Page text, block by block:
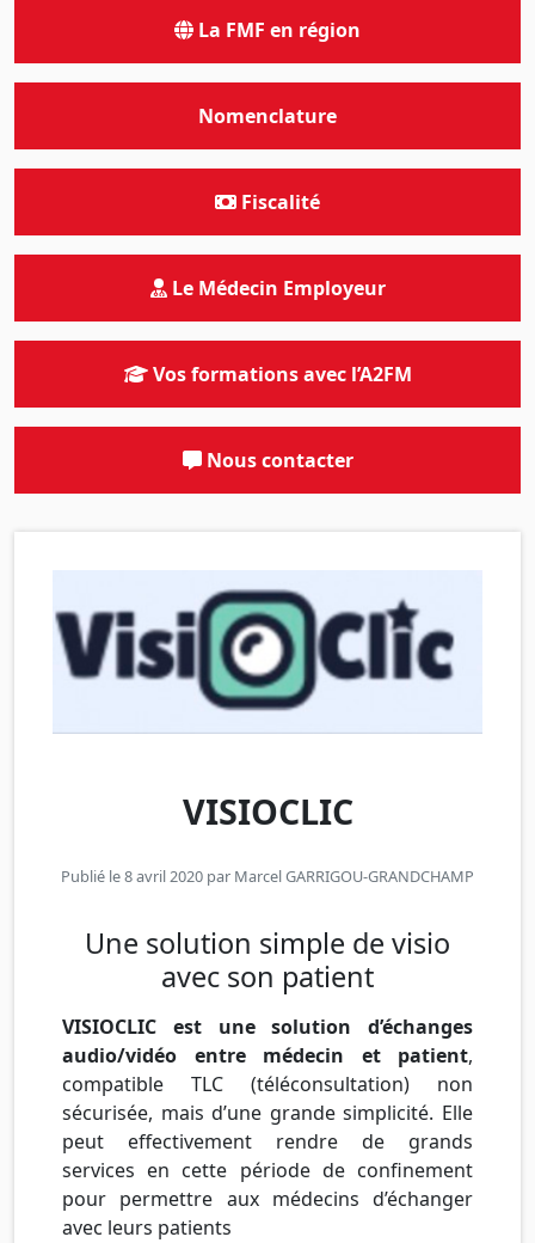
VISIOCLIC
Publié le 8 avril 2020 par Marcel GARRIGOU-GRANDCHAMP
Une solution simple de visio
avec son patient
VISIOCLIC est une solution d’échanges
audio/vidéo entre médecin et patient,
compatible TLC (téléconsultation) non
sécurisée, mais d’une grande simplicité. Elle
peut effectivement rendre de grands
services en cette période de confinement
pour permettre aux médecins d’échanger
avec leurs patients
La FMF en région
Nomenclature
Fiscalité
Le Médecin Employeur
Vos formations avec l’A2FM
Nous contacter